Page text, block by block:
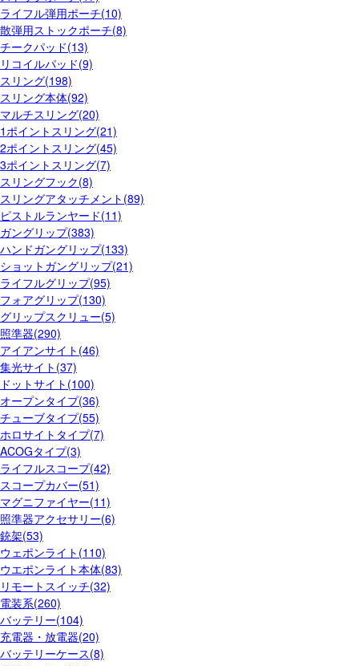
ライフル弾用ポーチ(10)
散弾用ストックポーチ(8)
チークパッド(13)
リコイルパッド(9)
スリング(198)
スリング本体(92)
マルチスリング(20)
1ポイントスリング(21)
2ポイントスリング(45)
3ポイントスリング(7)
スリングフック(8)
スリングアタッチメント(89)
ピストルランヤード(11)
ガングリップ(383)
ハンドガングリップ(133)
ショットガングリップ(21)
ライフルグリップ(95)
フォアグリップ(130)
グリップスクリュー(5)
照準器(290)
アイアンサイト(46)
集光サイト(37)
ドットサイト(100)
オープンタイプ(36)
チューブタイプ(55)
ホロサイトタイプ(7)
ACOGタイプ(3)
ライフルスコープ(42)
スコープカバー(51)
マグニファイヤー(11)
照準器アクセサリー(6)
銃架(53)
ウェポンライト(110)
ウエポンライト本体(83)
リモートスイッチ(32)
電装系(260)
バッテリー(104)
充電器・放電器(20)
バッテリーケース(8)